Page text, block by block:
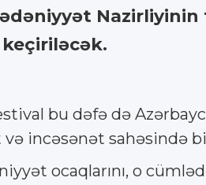
Nazirliyinin
bu dəfə də
incəsənət sahəsində
ocaqlarını, o